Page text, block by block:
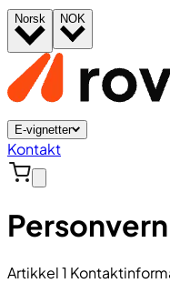
Norsk NOK
E-vignetter
Kontakt
Artikkel 1